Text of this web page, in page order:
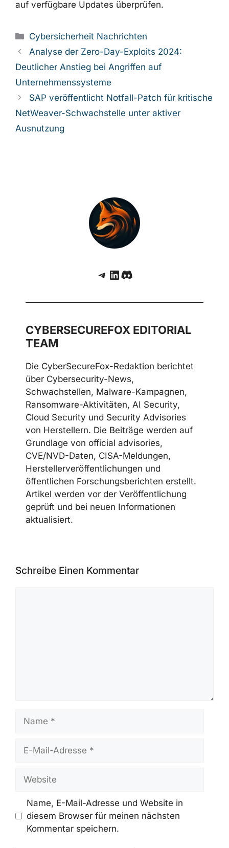
auf verfügbare Updates überprüfen.
Kategorien
Cybersicherheit Nachrichten
Analyse der Zero-Day-Exploits 2024:
Deutlicher Anstieg bei Angriffen auf
Unternehmenssysteme
SAP veröffentlicht Notfall-Patch für kritische
NetWeaver-Schwachstelle unter aktiver
Ausnutzung
Telegram
LinkedIn
Discord
CYBERSECUREFOX EDITORIAL
TEAM
Die CyberSecureFox-Redaktion berichtet
über Cybersecurity-News,
Schwachstellen, Malware-Kampagnen,
Ransomware-Aktivitäten, AI Security,
Cloud Security und Security Advisories
von Herstellern. Die Beiträge werden auf
Grundlage von official advisories,
CVE/NVD-Daten, CISA-Meldungen,
Herstellerveröffentlichungen und
öffentlichen Forschungsberichten erstellt.
Artikel werden vor der Veröffentlichung
geprüft und bei neuen Informationen
aktualisiert.
Schreibe Einen Kommentar
Mail-
Name, E-Mail-Adresse und Website in
diesem Browser für meinen nächsten
Kommentar speichern.